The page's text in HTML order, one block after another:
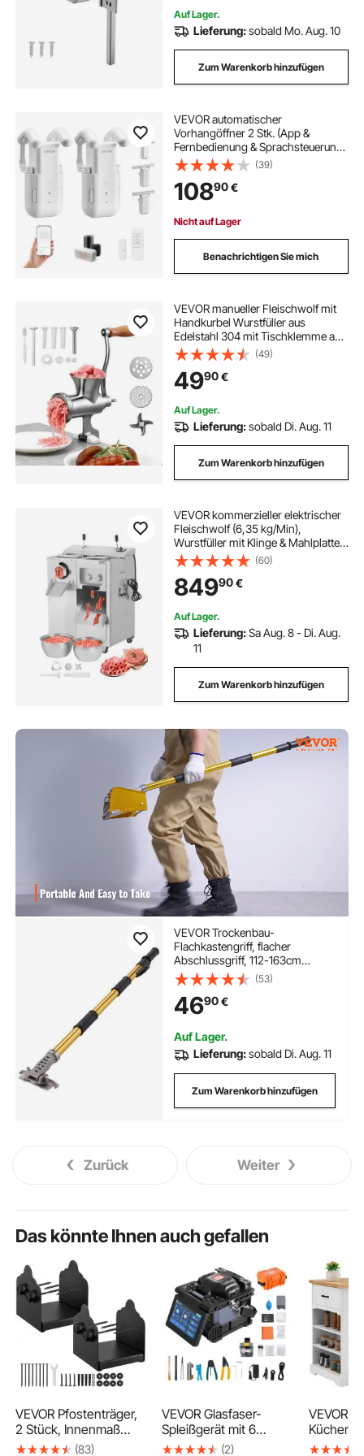
Auf Lager.
Lieferung:sobald Mo. Aug. 10
Zum Warenkorb hinzufügen
VEVOR automatischer
Vorhangöffner 2 Stk. (App &
Fernbedienung & Sprachsteuerung)
Gardinenöffner, kompatibel mit
Alexa & Google Home, mit
Lautlosmodus & Timer, für
Raffrollos U-/I-Schienen
(39)
10890€
Nicht auf Lager
Benachrichtigen Sie mich
VEVOR manueller Fleischwolf mit
Handkurbel Wurstfüller aus
Edelstahl 304 mit Tischklemme aus
Stahl, Fleischmühle mit 2
Schneidplatten (4,5/8 mm) & 4
Wurströhren, Lebensmittelwolf für
Küchentisch
(49)
4990€
Auf Lager.
Lieferung:sobald Di. Aug. 11
Zum Warenkorb hinzufügen
VEVOR kommerzieller elektrischer
Fleischwolf (6,35 kg/Min),
Wurstfüller mit Klinge & Mahlplatte
(5 mm), Wurstmaschine, Edelstahl-
Fleischwolfgehäuse zum
Schneiden, Zerkleinern und Würfeln
(60)
84990€
Auf Lager.
Lieferung:Sa Aug. 8 - Di. Aug.
11
Zum Warenkorb hinzufügen
VEVOR Trockenbau-
Flachkastengriff, flacher
Abschlussgriff, 112-163cm
ausziehbar, Farbe(53)
4690€
Auf Lager.
Lieferung:sobald Di. Aug. 11
Zum Warenkorb hinzufügen
Zurück Weiter
Das könnte Ihnen auch gefallen
VEVOR Pfostenträger,
2 Stück, Innenmaß
150x141 mm(83)
VEVOR Glasfaser-
Spleißgerät mit 6
Motoren, (2)
VEVOR
cm